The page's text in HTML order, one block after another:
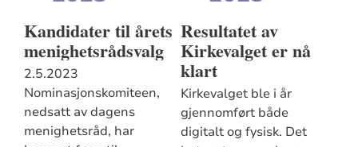
Kandidater til årets
menighetsrådsvalg
2.5.2023
Nominasjonskomiteen,
nedsatt av dagens
menighetsråd, har
Resultatet av
Kirkevalget er nå
klart
Kirkevalget ble i år
gjennomført både
digitalt og fysisk. Det